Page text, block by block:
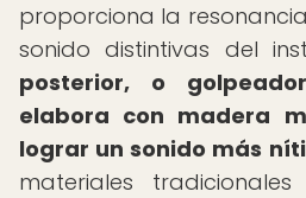
proporciona la
sonido distintivas del
posterior, o
elabora con madera
lograr un sonido más
materiales